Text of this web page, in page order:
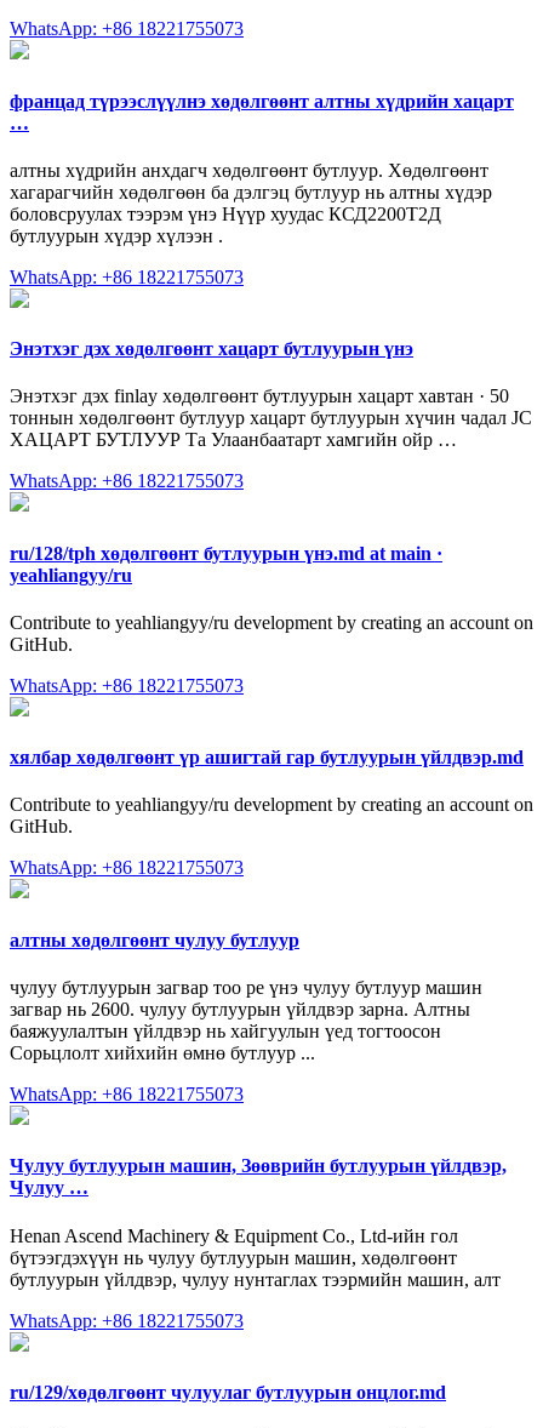
WhatsApp: +86 18221755073
францад түрээслүүлнэ хөдөлгөөнт алтны хүдрийн хацарт
…
алтны хүдрийн анхдагч хөдөлгөөнт бутлуур. Хөдөлгөөнт
хагарагчийн хөдөлгөөн ба дэлгэц бутлуур нь алтны хүдэр
боловсруулах тээрэм үнэ Нүүр хуудас КСД2200Т2Д
бутлуурын хүдэр хүлээн .
WhatsApp: +86 18221755073
Энэтхэг дэх хөдөлгөөнт хацарт бутлуурын үнэ
Энэтхэг дэх finlay хөдөлгөөнт бутлуурын хацарт хавтан · 50
тоннын хөдөлгөөнт бутлуур хацарт бутлуурын хүчин чадал JC
ХАЦАРТ БУТЛУУР Та Улаанбаатарт хамгийн ойр …
WhatsApp: +86 18221755073
ru/128/tph хөдөлгөөнт бутлуурын үнэ.md at main ·
yeahliangyy/ru
Contribute to yeahliangyy/ru development by creating an account on
GitHub.
WhatsApp: +86 18221755073
хялбар хөдөлгөөнт үр ашигтай гар бутлуурын үйлдвэр.md
Contribute to yeahliangyy/ru development by creating an account on
GitHub.
WhatsApp: +86 18221755073
алтны хөдөлгөөнт чулуу бутлуур
чулуу бутлуурын загвар тоо pe үнэ чулуу бутлуур машин
загвар нь 2600. чулуу бутлуурын үйлдвэр зарна. Алтны
баяжуулалтын үйлдвэр нь хайгуулын үед тогтоосон
Сорьцлолт хийхийн өмнө бутлуур ...
WhatsApp: +86 18221755073
Чулуу бутлуурын машин, Зөөврийн бутлуурын үйлдвэр,
Чулуу …
Henan Ascend Machinery & Equipment Co., Ltd-ийн гол
бүтээгдэхүүн нь чулуу бутлуурын машин, хөдөлгөөнт
бутлуурын үйлдвэр, чулуу нунтаглах тээрмийн машин, алт
WhatsApp: +86 18221755073
ru/129/хөдөлгөөнт чулуулаг бутлуурын онцлог.md